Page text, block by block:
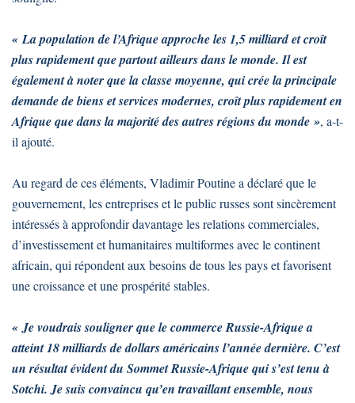
« La population de l’Afrique approche les 1,5 milliard et croît
plus rapidement que partout ailleurs dans le monde. Il est
également à noter que la classe moyenne, qui crée la principale
demande de biens et services modernes, croît plus rapidement en
Afrique que dans la majorité des autres régions du monde », a-t-
il ajouté.
Au regard de ces éléments, Vladimir Poutine a déclaré que le
gouvernement, les entreprises et le public russes sont sincèrement
intéressés à approfondir davantage les relations commerciales,
d’investissement et humanitaires multiformes avec le continent
africain, qui répondent aux besoins de tous les pays et favorisent
une croissance et une prospérité stables.
« Je voudrais souligner que le commerce Russie-Afrique a
atteint 18 milliards de dollars américains l’année dernière. C’est
un résultat évident du Sommet Russie-Afrique qui s’est tenu à
Sotchi. Je suis convaincu qu’en travaillant ensemble, nous